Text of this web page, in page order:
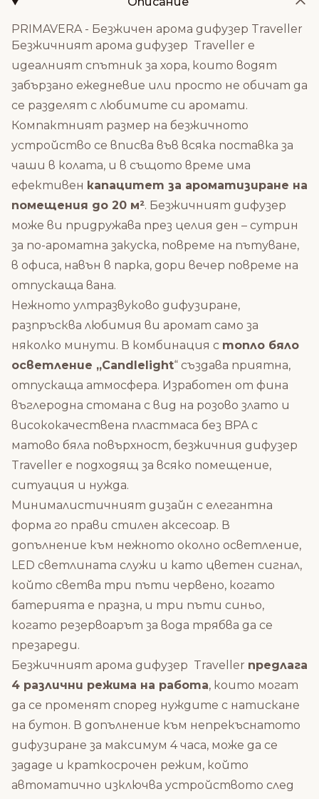
PRIMAVERA - Безжичен арома дифузер Traveller
Безжичният арома дифузер Traveller е
идеалният спътник за хора, които водят
забързано ежедневие или просто не oбичат да
се разделят с любимите си аромати.
Компактният размер на безжичното
устройство се вписва във всяка поставка за
чаши в колата, и в същото време има
ефективен капацитет за ароматизиране на
помещения до 20 м². Безжичният дифузер
може ви придружава през целия ден – сутрин
за по-ароматна закуска, повреме на пътуване,
в офиса, навън в парка, дори вечер повреме на
отпускаща вана.
Нежното ултразвуково дифузиране,
разпръсква любимия ви аромат само за
няколко минути. В комбинация с топло бяло
осветление „Candlelight“ създава приятна,
отпускаща атмосфера. Изработен от фина
въглеродна стомана с вид на розово злато и
висококачествена пластмаса без BPA с
матово бяла повърхност, безжичния дифузер
Traveller е подходящ за всяко помещение,
ситуация и нужда.
Минималистичният дизайн с елегантна
форма го прави стилен аксесоар. В
допълнение към нежното околно осветление,
LED светлината служи и като цветен сигнал,
който светва три пъти червено, когато
батерията е празна, и три пъти синьо,
когато резервоарът за вода трябва да се
презареди.
Безжичният арома дифузер Traveller предлага
4 различни режима на работа, които могат
да се променят според нуждите с натискане
на бутон. В допълнение към непрекъснатото
дифузиране за максимум 4 часа, може да се
зададе и краткосрочен режим, който
автоматично изключва устройството след